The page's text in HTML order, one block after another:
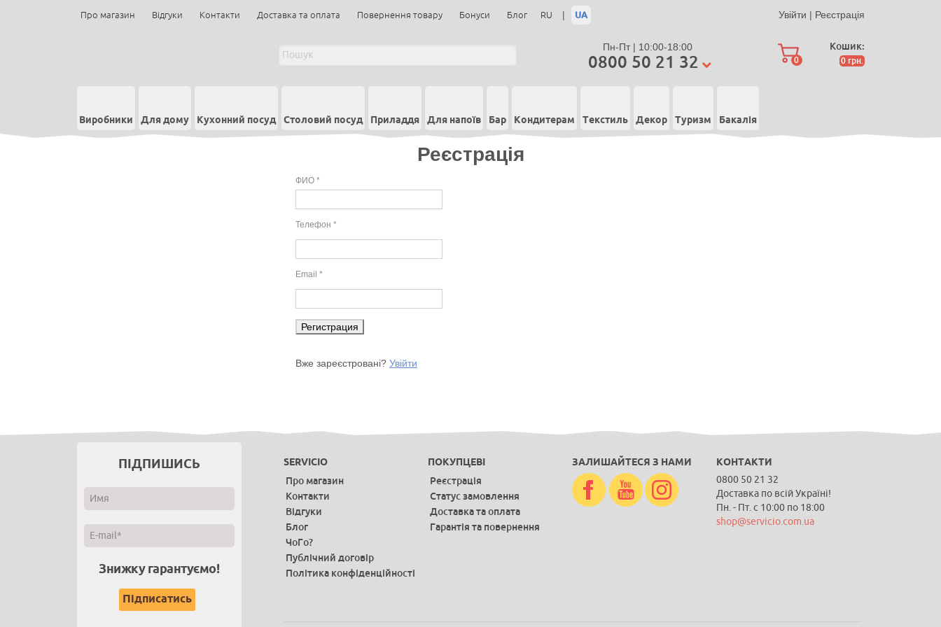
Про магазин Відгуки Контакти Доставка та оплата Повернення товару Бонуси Блог RU | UA Увійти | Реєстрація
Пн-Пт | 10:00-18:00
0800 50 21 32 0
Кошик:
0 грн.
Виробники Для дому Кухонний посуд Столовий посуд Приладдя Для напоїв Бар Кондитерам Текстиль Декор Туризм Бакалія
Реєстрація
ФИО *
Телефон *
Email *
Вже зареєстровані? Увійти
ПІДПИШИСЬ
Знижку гарантуємо!
SERVICIO
Про магазин
Контакти
Відгуки
Блог
ЧоГо?
Публічний договір
Політика конфіденційності
ПОКУПЦЕВІ
Реєстрація
Статус замовлення
Доставка та оплата
Гарантія та повернення
ЗАЛИШАЙТЕСЯ З НАМИ КОНТАКТИ
0800 50 21 32
Доставка по всій Україні!
Пн. - Пт. с 10:00 по 18:00
shop@servicio.com.ua